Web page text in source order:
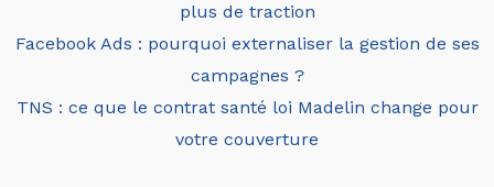
plus de traction
Facebook Ads : pourquoi externaliser la gestion de ses
campagnes ?
TNS : ce que le contrat santé loi Madelin change pour
votre couverture